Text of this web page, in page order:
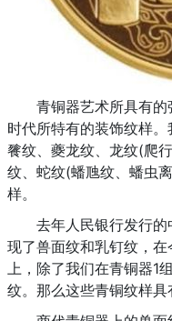
青铜器艺术所具有的
时代所特有的装饰纹样
餮纹、夔龙纹、龙纹(爬
纹、蛇纹(蟠虺纹、蟠虫
样。
去年人民银行发行的
现了兽面纹和乳钉纹，
上，除了我们在青铜器1
纹。那么这些青铜纹样